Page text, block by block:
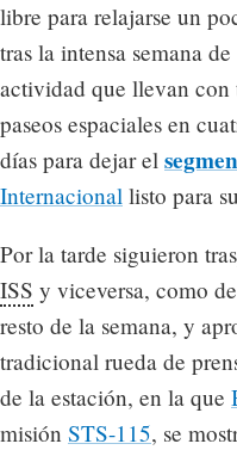
libre para relajarse un
tras la intensa semana de
actividad que llevan con
paseos espaciales en
días para dejar el
Internacional listo para
Por la tarde siguieron
ISS y viceversa, como
resto de la semana, y
tradicional rueda de
de la estación, en la que
misión STS-115, se